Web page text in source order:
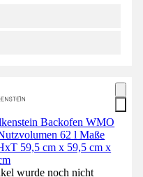
Backofen WMO
62 l Maße
59,5 cm x 59,5 cm x
wurde noch nicht